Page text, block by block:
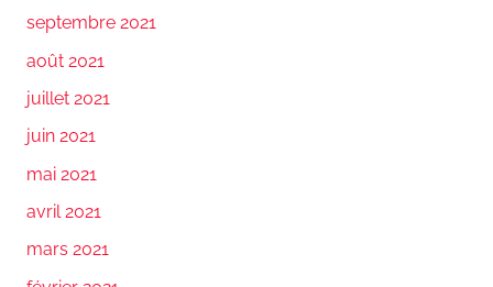
septembre 2021
août 2021
juillet 2021
juin 2021
mai 2021
avril 2021
mars 2021